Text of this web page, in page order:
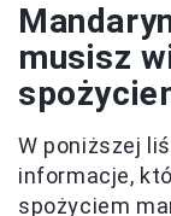
musisz
W poniższej
informacje,
spożyciem